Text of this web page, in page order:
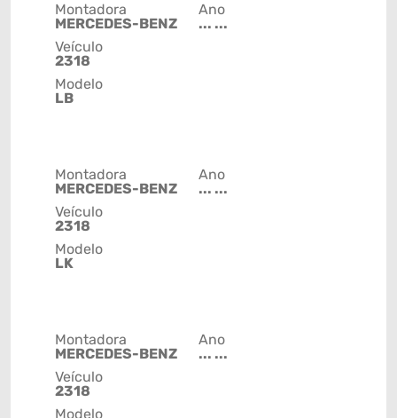
Montadora
MERCEDES-BENZ
Veículo
2318
Modelo
LB
Ano
... ...
Montadora
MERCEDES-BENZ
Veículo
2318
Modelo
LK
Ano
... ...
Montadora
MERCEDES-BENZ
Veículo
2318
Modelo
Ano
... ...